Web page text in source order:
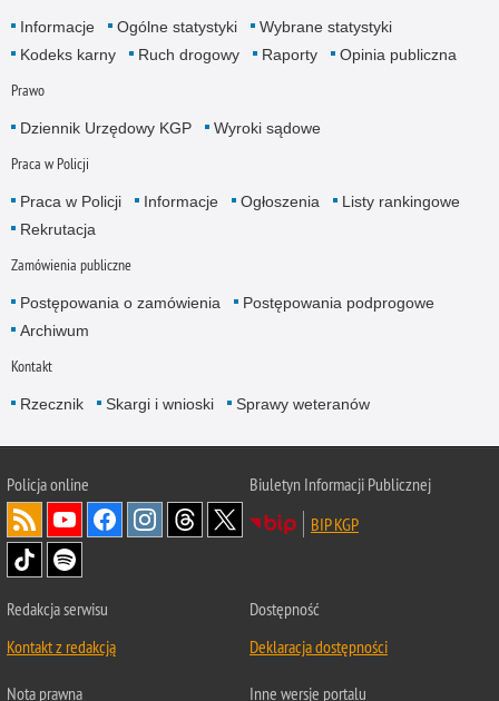
Informacje Ogólne statystyki
Wybrane statystyki
Kodeks karny
Ruch drogowy Raporty Opinia publiczna
Prawo
Dziennik Urzędowy KGP Wyroki sądowe
Praca w Policji
Praca w Policji Informacje Ogłoszenia
Listy rankingowe
Rekrutacja
Zamówienia publiczne
Postępowania o zamówienia
Postępowania podprogowe
Archiwum
Kontakt
Rzecznik Skargi i wnioski Sprawy weteranów
Policjaonline
Biuletyn Informacji Publicznej
BIP KGP
Redakcja serwisu
Kontakt z redakcją
Dostępność
Deklaracja dostępności
Nota prawna Inne wersje portalu